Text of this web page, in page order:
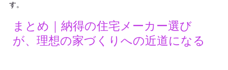
す。
まとめ｜納得の住宅メーカー選び
が、理想の家づくりへの近道になる